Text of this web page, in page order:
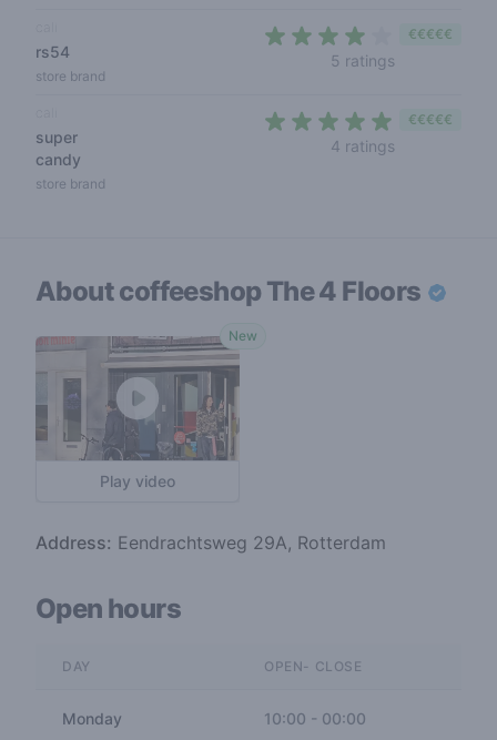
rs54
store brand
5 ratings
€€€€€
super
candy
store brand
4 ratings
€€€€€
About coffeeshopThe 4 Floors
Play video
New
Address: Eendrachtsweg 29A, Rotterdam
Open hours
DAY OPEN- CLOSE
Monday 10:00 - 00:00